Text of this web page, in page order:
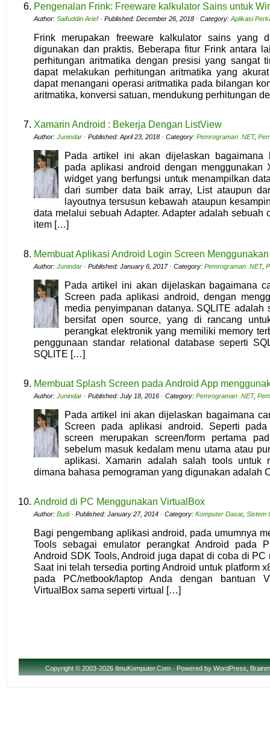
Pengenalan Frink: Freeware kalkulator Sains untuk
Author: Saifuddin Arief· Published: December 26, 2018 · Category: Aplikasi
Frink merupakan freeware kalkulator sains yang
digunakan dan praktis. Beberapa fitur Frink antara
perhitungan aritmatika dengan presisi yang sangat
dapat melakukan perhitungan aritmatika yang
dapat menangani operasi aritmatika pada bilangan
aritmatika, konversi satuan, mendukung perhitungan
Xamarin Android : Bekerja Dengan ListView
Author: Junindar · Published: April 23, 2018 · Category: Pemrograman .NET,
Pada artikel ini akan dijelaskan bagaimana
pada aplikasi android dengan menggunakan
widget yang berfungsi untuk menampilkan
dari sumber data baik array, List ataupun
layoutnya tersusun kebawah ataupun
data melalui sebuah Adapter. Adapter adalah sebuah
item […]
Membuat Aplikasi Android Login Screen
Author: Junindar · Published: January 6, 2017 · Category: Pemrograman .NET,
Pada artikel ini akan dijelaskan bagaimana
Screen pada aplikasi android, dengan
media penyimpanan datanya. SQLITE adalah
bersifat open source, yang di rancang
perangkat elektronik yang memiliki memory
penggunaan standar relational database seperti
SQLITE […]
Membuat Splash Screen pada Android App
Author: Junindar · Published: July 18, 2016 · Category: Pemrograman .NET,
Pada artikel ini akan dijelaskan bagaimana
Screen pada aplikasi android. Seperti
screen merupakan screen/form pertama
sebelum masuk kedalam menu utama atau
aplikasi. Xamarin adalah salah tools untuk
dimana bahasa pemograman yang digunakan adalah
Android di PC Menggunakan VirtualBox
Author: Budi· Published: January 27, 2014 · Category: Komputer Dasar, Sistem
Bagi pengembang aplikasi android, pada umumnya
Tools sebagai emulator perangkat Android pada
Android SDK Tools, Android juga dapat di coba di PC
Saat ini telah tersedia porting Android untuk platform
pada PC/netbook/laptop Anda dengan bantuan
VirtualBox sama seperti virtual […]
Copyright© 2003-2026 IlmuKomputer.Com · Powered byWordPress,